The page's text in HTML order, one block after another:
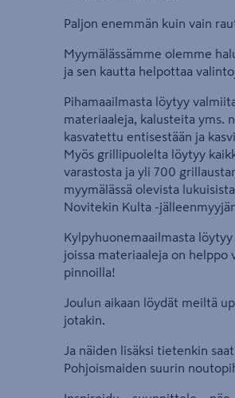
Paljon enemmän kuin vain
Myymälässämme olemme
ja sen kautta helpottaa
Pihamaailmasta löytyy
materiaaleja, kalusteita yms.
kasvatettu entisestään ja
Myös grillipuolelta löytyy
varastosta ja yli 700
myymälässä olevista
Novitekin Kulta -
Kylpyhuonemaailmasta
joissa materiaaleja on helppo
pinnoilla!
Joulun aikaan löydät meiltä
jotakin.
Ja näiden lisäksi tietenkin
Pohjoismaiden suurin